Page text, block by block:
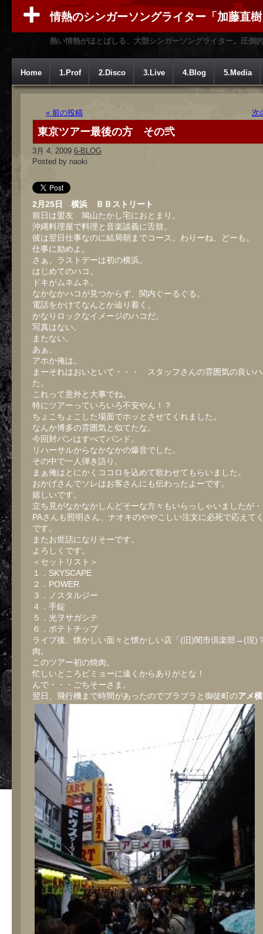
情熱のシンガーソングライター「加藤直
熱い情熱がほとばしる、大型シンガーソングライター。圧倒
Home 1.Prof 2.Disco 3.Live 4.Blog 5.Media
« 前の投稿 次
東京ツアー最後の方 その弐
3月 4, 2009 6-BLOG
Posted by naoki
2月25日 横浜 ＢＢストリート
前日は盟友 鳩山たかし宅におとまり。
沖縄料理屋で料理と音楽談義に舌鼓。
彼は翌日仕事なのに結局朝までコース。わりーね、どーも。
仕事に励めよ。
さぁ、ラストデーは初の横浜。
はじめてのハコ。
ドキがムネムネ。
なかなかハコが見つからず、関内ぐーるぐる。
電話をかけてなんとか辿り着く。
かなりロックなイメージのハコだ。
写真はない。
またない。
あぁ。
アホか俺は。
まーそれはおいといて・・・ スタッフさんの雰囲気の良い
た。
これって意外と大事でね。
特にツアーっていろいろ不安やん！？
ちょこちょこした場面でホッとさせてくれました。
なんか博多の雰囲気と似てたな。
今回対バンはすべてバンド。
リハーサルからなかなかの爆音でした。
その中で一人弾き語り。
まぁ俺はとにかくココロを込めて歌わせてもらいました。
おかげさんでソレはお客さんにも伝わったよーです。
嬉しいです。
立ち見がなかなかしんどそーな方々もいらっしゃいましたが
PAさんも照明さん、ナオキのややこしい注文に必死で応えて
です。
またお世話になりそーです。
よろしくです。
＜セットリスト＞
１．SKYSCAPE
２．POWER
３．ノスタルジー
４．手錠
５．光ヲサガシテ
６．ポテトチップ
ライブ後、懐かしい面々と懐かしい店「(旧)闇市倶楽部→(現)
肉。
このツアー初の焼肉。
忙しいところビミョーに遠くからありがとな！
んで・・・ごちそーさま。
翌日、飛行機まで時間があったのでブラブラと御徒町のアメ横